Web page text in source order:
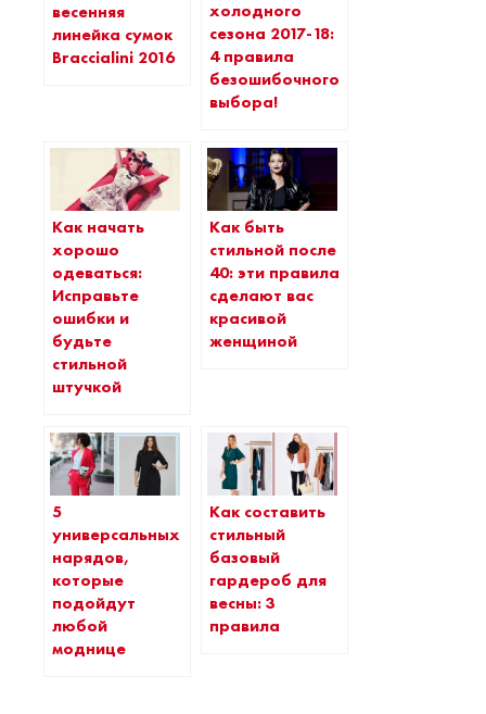
весенняя
линейка сумок
Braccialini 2016
холодного
сезона 2017-18:
4 правила
безошибочного
выбора!
Как начать
хорошо
одеваться:
Исправьте
ошибки и
будьте
стильной
штучкой
Как быть
стильной после
40: эти правила
сделают вас
красивой
женщиной
5
универсальных
нарядов,
которые
подойдут
любой
моднице
Как составить
стильный
базовый
гардероб для
весны: 3
правила